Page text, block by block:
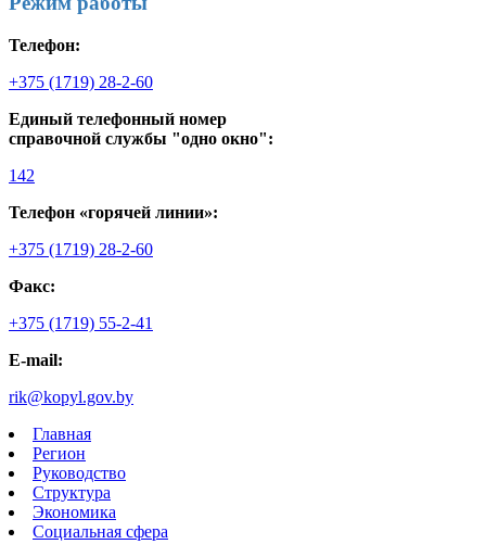
Телефон:
+375 (1719) 28-2-60
Единый телефонный номер
справочной службы "одно окно":
142
Телефон «горячей линии»:
+375 (1719) 28-2-60
Факс:
+375 (1719) 55-2-41
E-mail:
rik@kopyl.gov.by
Главная
Регион
Руководство
Структура
Экономика
Социальная сфера